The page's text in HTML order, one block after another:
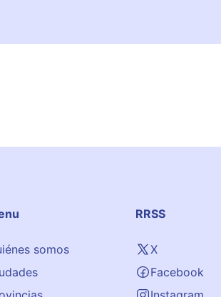
somos
RRSS
X
Facebook